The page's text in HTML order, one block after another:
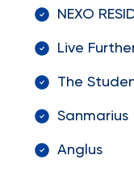
NEXO
Live
The
Sanmarius
Anglus